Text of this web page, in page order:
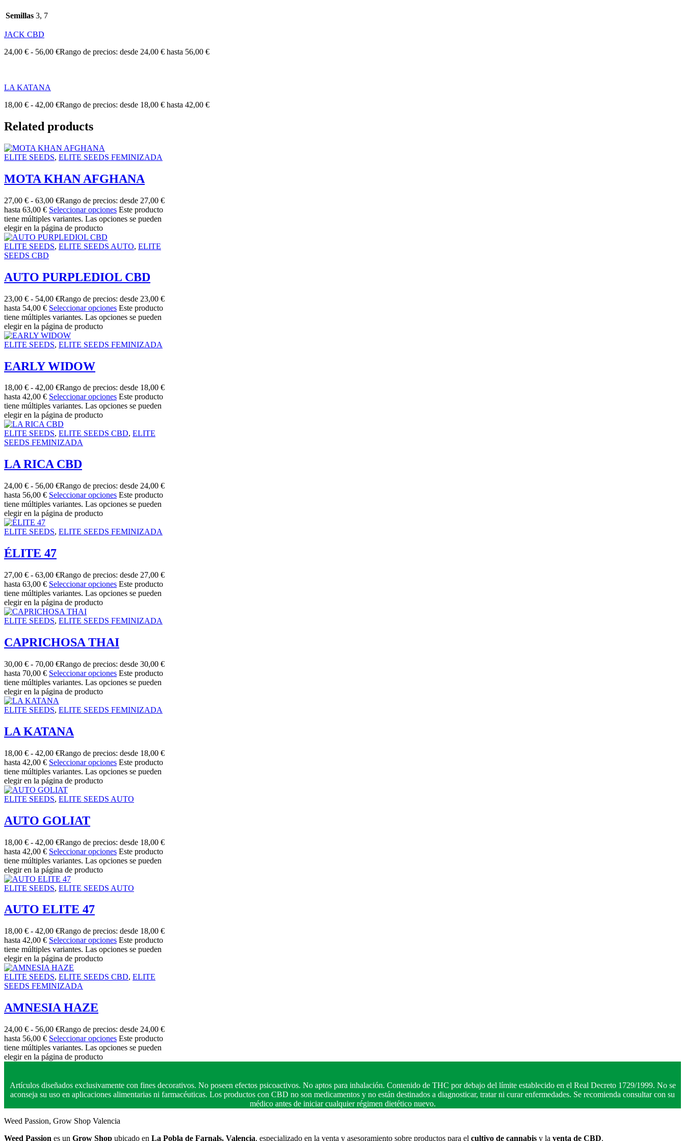
Semillas 3, 7
JACK CBD
24,00 € - 56,00 €Rango de precios: desde 24,00 € hasta 56,00 €
LA KATANA
18,00 € - 42,00 €Rango de precios: desde 18,00 € hasta 42,00 €
Related products
ELITE SEEDS, ELITE SEEDS FEMINIZADA
MOTA KHAN AFGHANA
27,00 € - 63,00 €Rango de precios: desde 27,00 €
hasta 63,00 € Seleccionar opciones Este producto
tiene múltiples variantes. Las opciones se pueden
elegir en la página de producto
ELITE SEEDS, ELITE SEEDS AUTO, ELITE
SEEDS CBD
AUTO PURPLEDIOL CBD
23,00 € - 54,00 €Rango de precios: desde 23,00 €
hasta 54,00 € Seleccionar opciones Este producto
tiene múltiples variantes. Las opciones se pueden
elegir en la página de producto
ELITE SEEDS, ELITE SEEDS FEMINIZADA
EARLY WIDOW
18,00 € - 42,00 €Rango de precios: desde 18,00 €
hasta 42,00 € Seleccionar opciones Este producto
tiene múltiples variantes. Las opciones se pueden
elegir en la página de producto
ELITE SEEDS, ELITE SEEDS CBD, ELITE
SEEDS FEMINIZADA
LA RICA CBD
24,00 € - 56,00 €Rango de precios: desde 24,00 €
hasta 56,00 € Seleccionar opciones Este producto
tiene múltiples variantes. Las opciones se pueden
elegir en la página de producto
ELITE SEEDS, ELITE SEEDS FEMINIZADA
ÉLITE 47
27,00 € - 63,00 €Rango de precios: desde 27,00 €
hasta 63,00 € Seleccionar opciones Este producto
tiene múltiples variantes. Las opciones se pueden
elegir en la página de producto
ELITE SEEDS, ELITE SEEDS FEMINIZADA
CAPRICHOSA THAI
30,00 € - 70,00 €Rango de precios: desde 30,00 €
hasta 70,00 € Seleccionar opciones Este producto
tiene múltiples variantes. Las opciones se pueden
elegir en la página de producto
ELITE SEEDS, ELITE SEEDS FEMINIZADA
LA KATANA
18,00 € - 42,00 €Rango de precios: desde 18,00 €
hasta 42,00 € Seleccionar opciones Este producto
tiene múltiples variantes. Las opciones se pueden
elegir en la página de producto
ELITE SEEDS, ELITE SEEDS AUTO
AUTO GOLIAT
18,00 € - 42,00 €Rango de precios: desde 18,00 €
hasta 42,00 € Seleccionar opciones Este producto
tiene múltiples variantes. Las opciones se pueden
elegir en la página de producto
ELITE SEEDS, ELITE SEEDS AUTO
AUTO ELITE 47
18,00 € - 42,00 €Rango de precios: desde 18,00 €
hasta 42,00 € Seleccionar opciones Este producto
tiene múltiples variantes. Las opciones se pueden
elegir en la página de producto
ELITE SEEDS, ELITE SEEDS CBD, ELITE
SEEDS FEMINIZADA
AMNESIA HAZE
24,00 € - 56,00 €Rango de precios: desde 24,00 €
hasta 56,00 € Seleccionar opciones Este producto
tiene múltiples variantes. Las opciones se pueden
elegir en la página de producto
Artículos diseñados exclusivamente con fines decorativos. No poseen efectos psicoactivos. No aptos para inhalación. Contenido de THC por debajo del límite establecido en el Real Decreto 1729/1999. No se
aconseja su uso en aplicaciones alimentarias ni farmacéuticas. Los productos con CBD no son medicamentos y no están destinados a diagnosticar, tratar ni curar enfermedades. Se recomienda consultar con su
médico antes de iniciar cualquier régimen dietético nuevo.
Weed Passion, Grow Shop Valencia
Weed Passion es un Grow Shop ubicado en La Pobla de Farnals, Valencia, especializado en la venta y asesoramiento sobre productos para el cultivo de cannabis y la venta de CBD.